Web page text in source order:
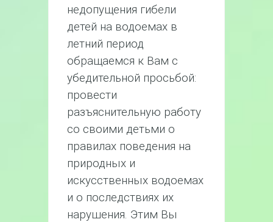
недопущения гибели
детей на водоемах в
летний период
обращаемся к Вам с
убедительной просьбой:
провести
разъяснительную работу
со своими детьми о
правилах поведения на
природных и
искусственных водоемах
и о последствиях их
нарушения. Этим Вы